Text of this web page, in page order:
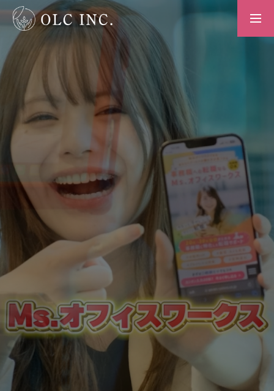
お知らせ
企業情報
仕事内容
採用情報
プライバシーポリシー